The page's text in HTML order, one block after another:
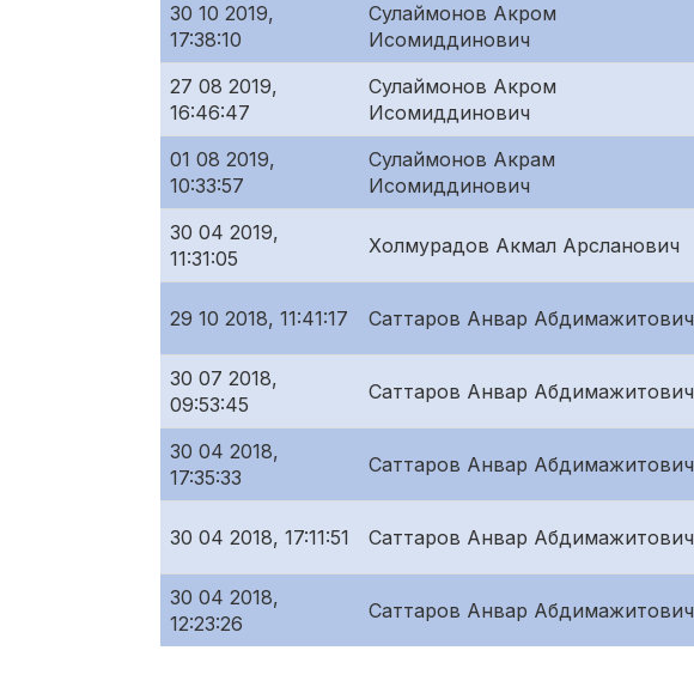
30 10 2019,
17:38:10
Сулаймонов Акром
Исомиддинович
27 08 2019,
16:46:47
Сулаймонов Акром
Исомиддинович
01 08 2019,
10:33:57
Сулаймонов Акрам
Исомиддинович
30 04 2019,
11:31:05
Холмурадов Акмал Арсланович
29 10 2018, 11:41:17 Саттаров Анвар Абдимажитович
30 07 2018,
09:53:45
Саттаров Анвар Абдимажитович
30 04 2018,
17:35:33
Саттаров Анвар Абдимажитович
30 04 2018, 17:11:51 Саттаров Анвар Абдимажитович
30 04 2018,
12:23:26
Саттаров Анвар Абдимажитович